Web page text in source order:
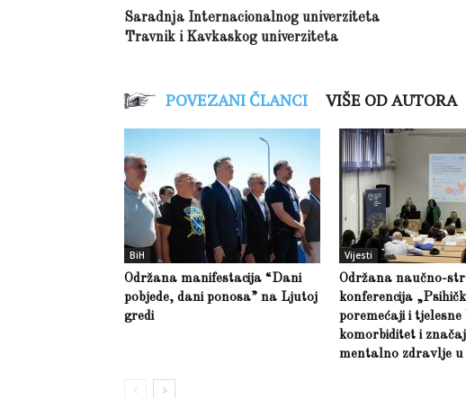
Saradnja Internacionalnog univerziteta
Travnik i Kavkaskog univerziteta
POVEZANI ČLANCI VIŠE OD AUTORA
BiH
Održana manifestacija “Dani
pobjede, dani ponosa” na Ljutoj
gredi
Vijesti
Održana naučno-
konferencija
poremećaji i tjelesne
komorbiditet i
mentalno zdravlje u